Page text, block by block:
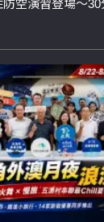
空演習登場～